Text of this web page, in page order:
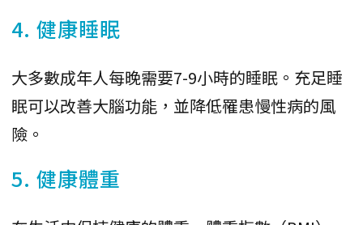
4. 健康睡眠
大多數成年人每晚需要7-9小時的睡眠。充足睡
眠可以改善大腦功能，並降低罹患慢性病的風
險。
5. 健康體重